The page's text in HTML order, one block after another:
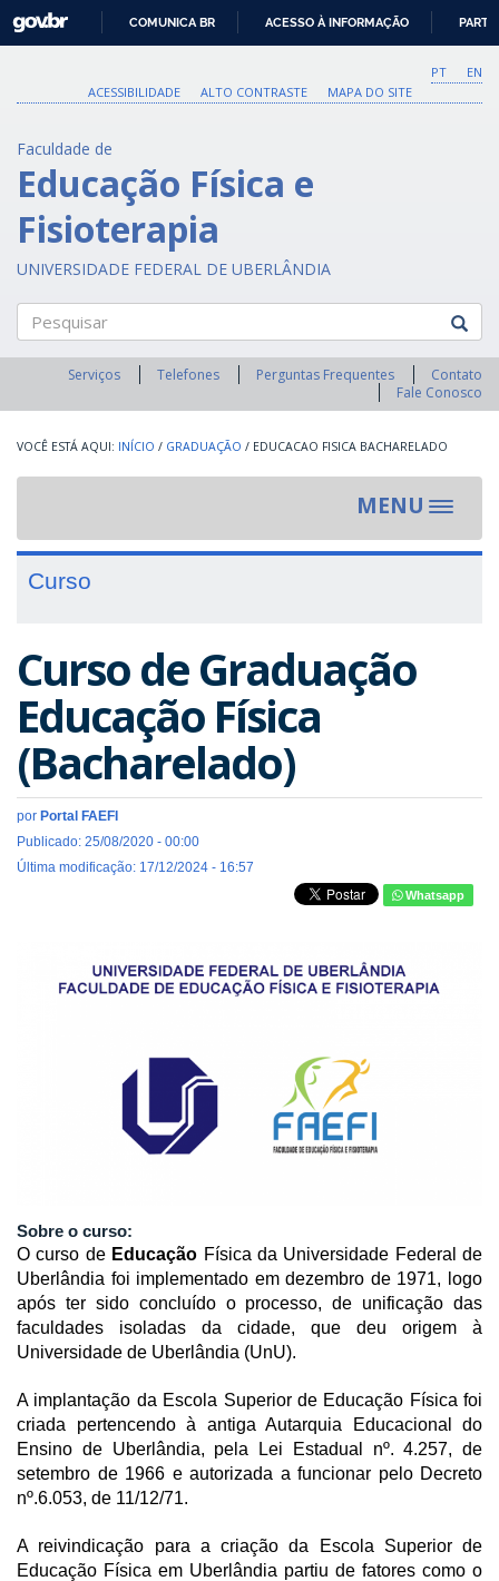
O
CONTEÚDO
GOVBR
COMUNICA BR ACESSO À INFORMAÇÃO
PT
EN
ACESSIBILIDADE
ALTO CONTRASTE MAPA DO SITE
Faculdade de
Educação Física e
Fisioterapia
UNIVERSIDADE FEDERAL DE UBERLÂNDIA
Pesquisar
Serviços Telefones Perguntas Frequentes
Contato
Fale Conosco
INÍCIO / GRADUAÇÃO / EDUCACAO FISICA BACHARELADO
MENU
Toggle
Curso
Curso de Graduação
Educação Física
(Bacharelado)
por Portal FAEFI
Publicado: 25/08/2020 - 00:00
Última modificação: 17/12/2024 - 16:57
Whatsapp
Sobre o curso:
O curso de Educação Física da Universidade Federal de
Uberlândia foi implementado em dezembro de 1971, logo
após ter sido concluído o processo, de unificação das
faculdades isoladas da cidade, que deu origem à
Universidade de Uberlândia (UnU).
A implantação da Escola Superior de Educação Física foi
criada pertencendo à antiga Autarquia Educacional do
Ensino de Uberlândia, pela Lei Estadual nº. 4.257, de
setembro de 1966 e autorizada a funcionar pelo Decreto
nº.6.053, de 11/12/71.
A reivindicação para a criação da Escola Superior de
Educação Física em Uberlândia partiu de fatores como o